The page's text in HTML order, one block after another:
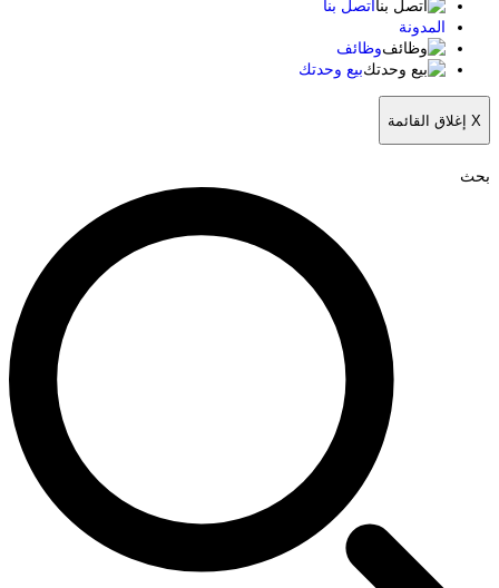
اتصل بنا
المدونة
وظائف
بيع وحدتك
القائمة